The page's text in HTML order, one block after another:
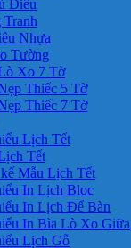
Điêu
Nhựa
Tường
Xo 7 Tờ
Thiếc 5 Tờ
Thiếc 7 Tờ
Lịch Tết
Tết
Mẫu Lịch Tết
In Lịch Bloc
In Lịch Để Bàn
In Bìa Lò Xo Giữa
Lịch Gỗ